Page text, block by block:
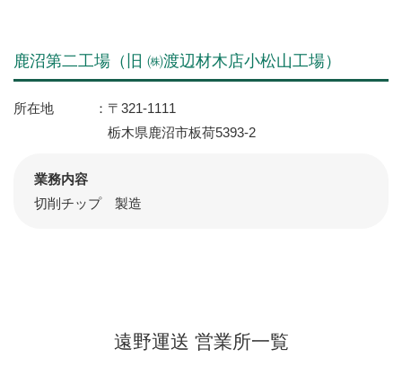
鹿沼第二工場（旧 ㈱渡辺材木店小松山工場）
所在地
〒321-1111
栃木県鹿沼市板荷5393-2
業務内容
切削チップ 製造
遠野運送 営業所一覧